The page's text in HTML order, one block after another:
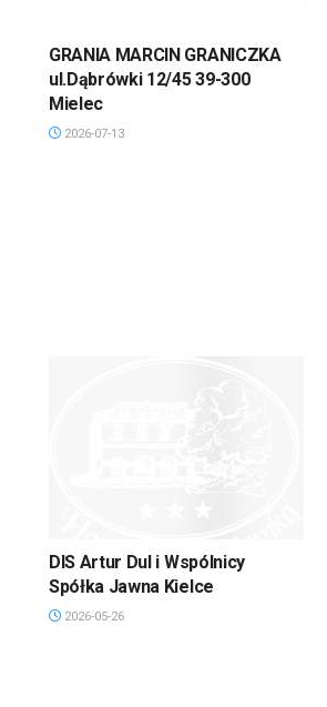
GRANIA MARCIN GRANICZKA
ul.Dąbrówki 12/45 39-300
Mielec
2026-07-13
DIS Artur Dul i Wspólnicy
Spółka Jawna Kielce
2026-05-26